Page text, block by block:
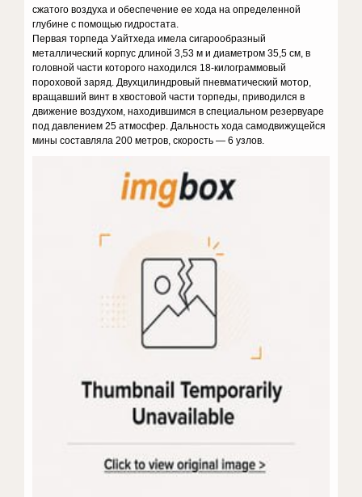
сжатого воздуха и обеспечение ее хода на определенной
глубине с помощью гидростата.
Первая торпеда Уайтхеда имела сигарообразный
металлический корпус длиной 3,53 м и диаметром 35,5 см, в
головной части которого находился 18-килограммовый
пороховой заряд. Двухцилиндровый пневматический мотор,
вращавший винт в хвостовой части торпеды, приводился в
движение воздухом, находившимся в специальном резервуаре
под давлением 25 атмосфер. Дальность хода самодвижущейся
мины составляла 200 метров, скорость — 6 узлов.